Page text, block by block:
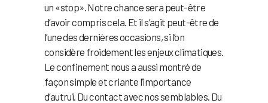
un «stop». Notre chance sera peut-être
d’avoir compris cela. Et il s’agit peut-être de
l’une des dernières occasions, si l’on
considère froidement les enjeux climatiques.
Le confinement nous a aussi montré de
façon simple et criante l’importance
d’autrui. Du contact avec nos semblables. Du